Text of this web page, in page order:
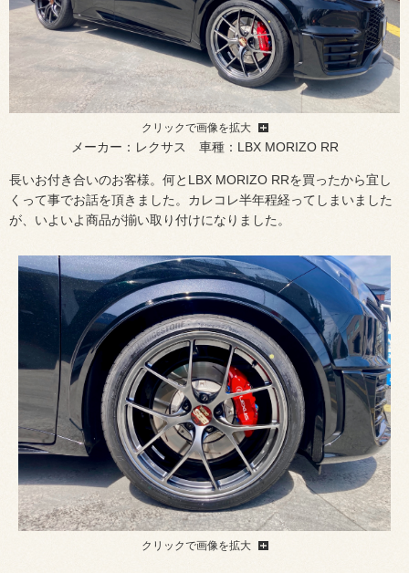
クリックで画像を拡大
メーカー：レクサス 車種：LBX MORIZO RR
長いお付き合いのお客様。何とLBX MORIZO RRを買ったから宜し
くって事でお話を頂きました。カレコレ半年程経ってしまいました
が、いよいよ商品が揃い取り付けになりました。
クリックで画像を拡大